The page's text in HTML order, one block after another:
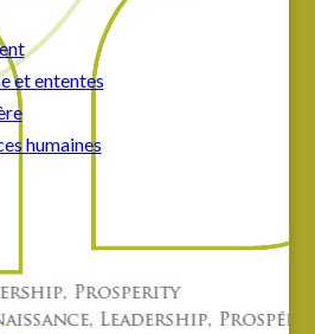
et ententes
humaines